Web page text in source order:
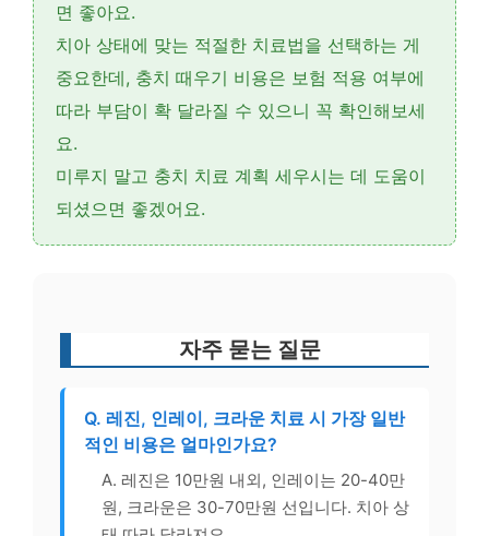
면 좋아요.
치아 상태에 맞는 적절한 치료법을 선택하는 게
중요한데, 충치 때우기 비용은 보험 적용 여부에
따라 부담이 확 달라질 수 있으니 꼭 확인해보세
요.
미루지 말고 충치 치료 계획 세우시는 데 도움이
되셨으면 좋겠어요.
자주 묻는 질문
Q. 레진, 인레이, 크라운 치료 시 가장 일반
적인 비용은 얼마인가요?
A. 레진은 10만원 내외, 인레이는 20-40만
원, 크라운은 30-70만원 선입니다. 치아 상